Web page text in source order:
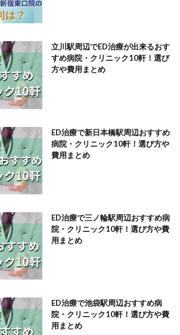
立川駅周辺でED治療が出来るおす
すめ病院・クリニック10軒！選び
方や費用まとめ
ED治療で新日本橋駅周辺おすすめ
病院・クリニック10軒！選び方や
費用まとめ
ED治療で三ノ輪駅周辺おすすめ病
院・クリニック10軒！選び方や費
用まとめ
ED治療で池袋駅周辺おすすめ病
院・クリニック10軒！選び方や費
用まとめ